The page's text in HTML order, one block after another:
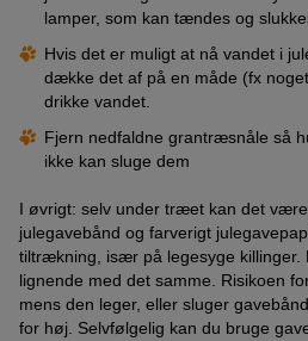
lamper, som kan tændes og
Hvis det er muligt at nå vandet i
dække det af på en måde (fx
drikke vandet.
Fjern nedfaldne grantræsnåle så
ikke kan sluge dem
I øvrigt: selv under træet kan det
julegavebånd og farverigt
tiltrækning, især på legesyge killinger.
lignende med det samme. Risikoen
mens den leger, eller sluger
for høj. Selvfølgelig kan du bruge